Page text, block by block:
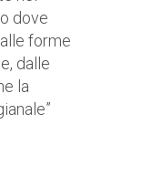
dove
forme
dalle
la